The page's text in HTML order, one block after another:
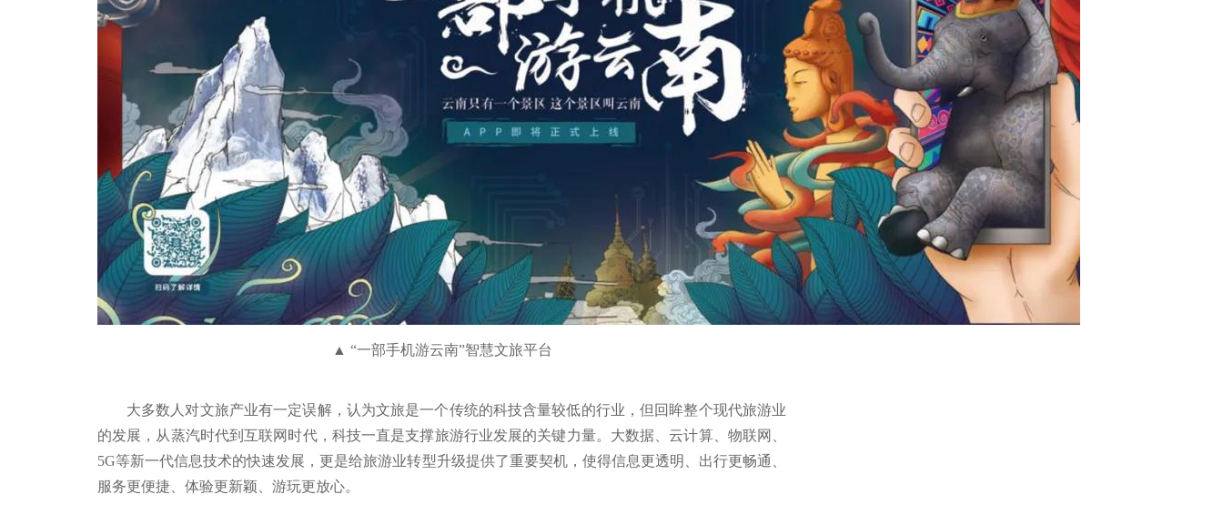
▲ “一部手机游云南”智慧文旅平台
大多数人对文旅产业有一定误解，认为文旅是一个传统的科技含量较低的行业，但回眸整个现代旅游业
的发展，从蒸汽时代到互联网时代，科技一直是支撑旅游行业发展的关键力量。大数据、云计算、物联网、
5G等新一代信息技术的快速发展，更是给旅游业转型升级提供了重要契机，使得信息更透明、出行更畅通、
服务更便捷、体验更新颖、游玩更放心。